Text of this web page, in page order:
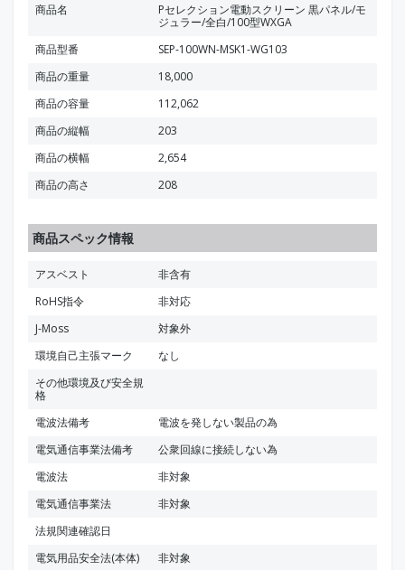
商品名
Pセレクション電動スクリーン 黒パネル/モ
ジュラー/全白/100型WXGA
商品型番
SEP-100WN-MSK1-WG103
商品の重量
18,000
商品の容量
112,062
商品の縦幅
203
商品の横幅
2,654
商品の高さ
208
商品スペック情報
アスベスト
非含有
RoHS指令
非対応
J-Moss
対象外
環境自己主張マーク
なし
その他環境及び安全規
格
電波法備考
電波を発しない製品の為
電気通信事業法備考
公衆回線に接続しない為
電波法
非対象
電気通信事業法
非対象
法規関連確認日
電気用品安全法(本体)
非対象